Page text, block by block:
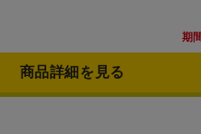
期
商品詳細を見る